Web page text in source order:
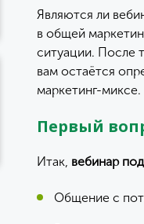
Являются ли
в общей
ситуации. После
вам остаётся
маркетинг-миксе.
Первый
Итак, вебинар
Общение с